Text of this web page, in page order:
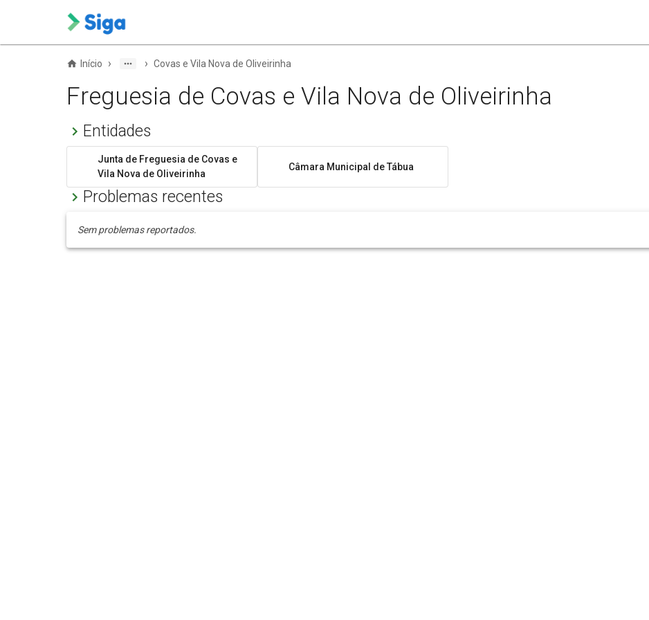
Início › › Covas e Vila Nova de Oliveirinha
Freguesia de Covas e Vila Nova de Oliveirinha
Entidades
Junta de Freguesia de Covas e
Vila Nova de Oliveirinha
Câmara Municipal de Tábua
Problemas recentes
Sem problemas reportados.